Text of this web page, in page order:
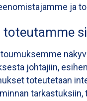
ja
toteutamme
johtajiin,
toteutetaan